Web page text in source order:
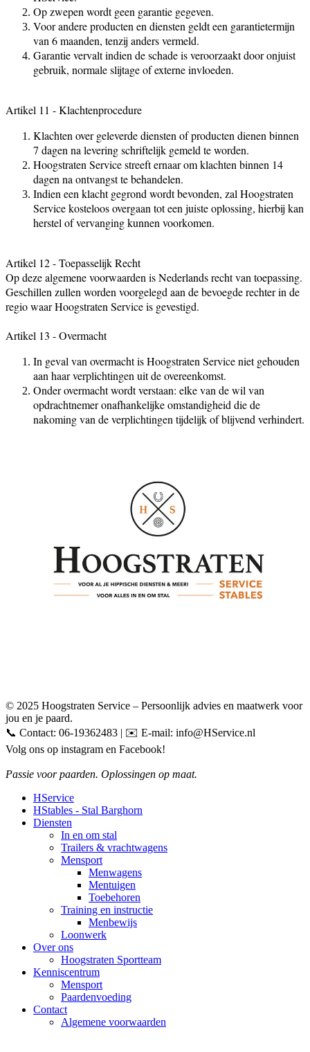
Op zwepen wordt geen garantie gegeven.
Voor andere producten en diensten geldt een garantietermijn
van 6 maanden, tenzij anders vermeld.
Garantie vervalt indien de schade is veroorzaakt door onjuist
gebruik, normale slijtage of externe invloeden.
Artikel 11 - Klachtenprocedure
Klachten over geleverde diensten of producten dienen binnen
7 dagen na levering schriftelijk gemeld te worden.
Hoogstraten Service streeft ernaar om klachten binnen 14
dagen na ontvangst te behandelen.
Indien een klacht gegrond wordt bevonden, zal Hoogstraten
Service kosteloos overgaan tot een juiste oplossing, hierbij kan
herstel of vervanging kunnen voorkomen.
Artikel 12 - Toepasselijk Recht
Op deze algemene voorwaarden is Nederlands recht van toepassing.
Geschillen zullen worden voorgelegd aan de bevoegde rechter in de
regio waar Hoogstraten Service is gevestigd.
Artikel 13 - Overmacht
In geval van overmacht is Hoogstraten Service niet gehouden
aan haar verplichtingen uit de overeenkomst.
Onder overmacht wordt verstaan: elke van de wil van
opdrachtnemer onafhankelijke omstandigheid die de
nakoming van de verplichtingen tijdelijk of blijvend verhindert.
© 2025 Hoogstraten Service – Persoonlijk advies en maatwerk voor
jou en je paard.
📞 Contact: 06-19362483 | ✉️ E-mail: info@HService.nl
Volg ons op instagram en Facebook!
Passie voor paarden. Oplossingen op maat.
HService
HStables - Stal Barghorn
Diensten
In en om stal
Trailers & vrachtwagens
Mensport
Menwagens
Mentuigen
Toebehoren
Training en instructie
Menbewijs
Loonwerk
Over ons
Hoogstraten Sportteam
Kenniscentrum
Mensport
Paardenvoeding
Contact
Algemene voorwaarden